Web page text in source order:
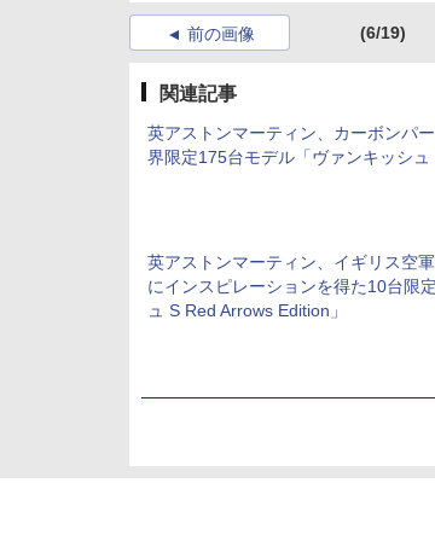
前の画像 (6/19)
関連記事
英アストンマーティン、カーボンパ
界限定175台モデル「ヴァンキッシュ
英アストンマーティン、イギリス空
にインスピレーションを得た10台限
ュ S Red Arrows Edition」